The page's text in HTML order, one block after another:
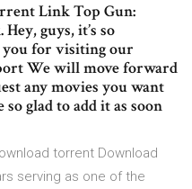
Link Top Gun:
guys, it’s so
for visiting our
We will move forward
any movies you want
glad to add it as soon
torrent Download
serving as one of the